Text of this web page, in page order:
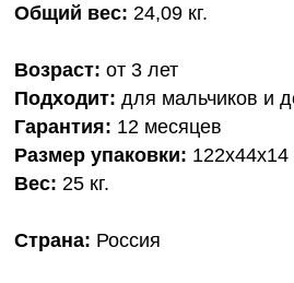
Общий вес: 24,09 кг.
Возраст: от 3 лет
Подходит: для мальчиков и
Гарантия: 12 месяцев
Размер упаковки:
Вес: 25 кг.
Страна: Россия